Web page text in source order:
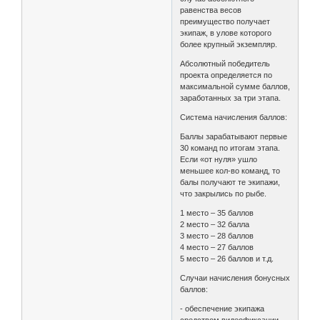
равенства весов
преимущество получает
экипаж, в улове которого
более крупный экземпляр.
Абсолютный победитель
проекта определяется по
максимальной сумме баллов,
заработанных за три этапа.
Система начисления баллов:
Баллы зарабатывают первые
30 команд по итогам этапа.
Если «от нуля» ушло
меньшее кол-во команд, то
балы получают те экипажи,
что закрылись по рыбе.
1 место – 35 баллов
2 место – 32 балла
3 место – 28 баллов
4 место – 27 баллов
5 место – 26 баллов и т.д.
Случаи начисления бонусных
баллов:
- обеспечение экипажа